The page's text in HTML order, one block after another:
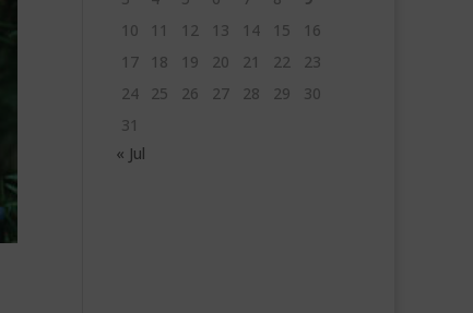
10
11 12 13 14 15
16
17
18 19 20 21 22
23
24
25 26 27 28 29
30
31
« Jul